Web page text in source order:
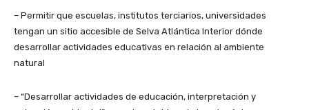
– Permitir que escuelas, institutos terciarios, universidades
tengan un sitio accesible de Selva Atlántica Interior dónde
desarrollar actividades educativas en relación al ambiente
natural
– “Desarrollar actividades de educación, interpretación y